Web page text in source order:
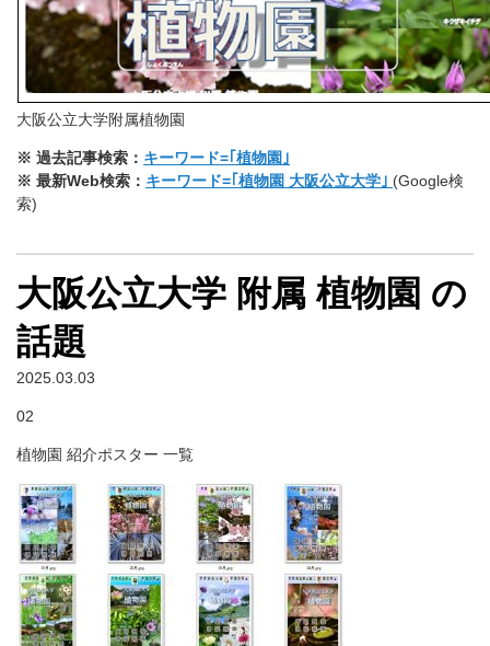
大阪公立大学附属植物園
※ 過去記事検索： キーワード=｢植物園｣
※ 最新Web検索： キーワード=｢植物園 大阪公立大学｣ (Google検
索)
大阪公立大学 附属 植物園 の
話題
2025.03.03
02
植物園 紹介ポスター 一覧